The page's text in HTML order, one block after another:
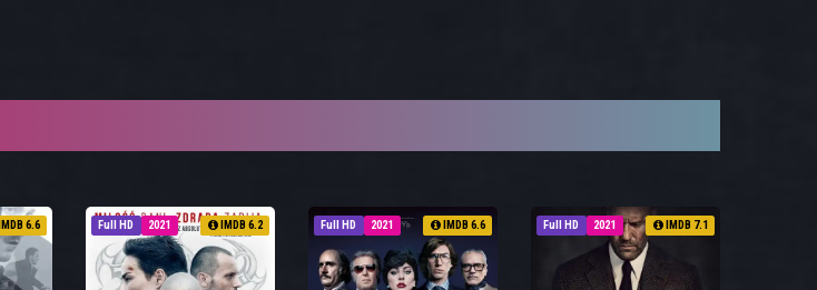
6.6 Full HD 2021 IMDB 6.2 Full HD 2021 IMDB 6.6 Full HD 2021 IMDB 7.1